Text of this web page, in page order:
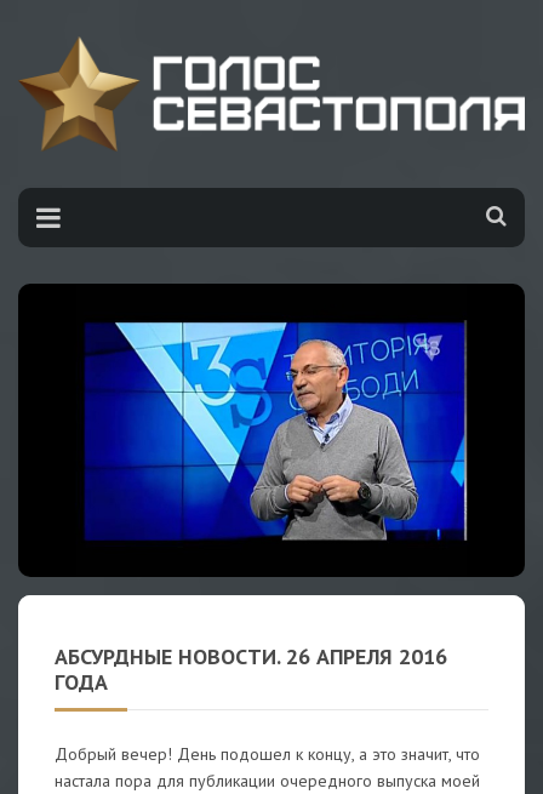
АБСУРДНЫЕ НОВОСТИ. 26 АПРЕЛЯ 2016
ГОДА
Добрый вечер! День подошел к концу, а это значит, что
настала пора для публикации очередного выпуска моей